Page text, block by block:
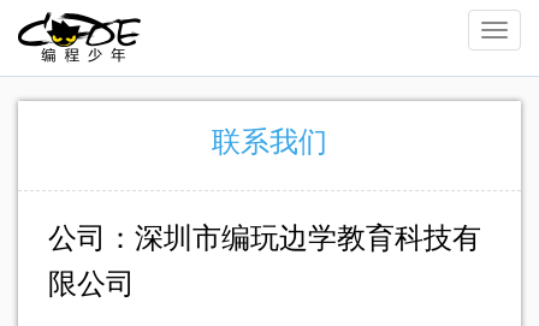
联系我们
公司：深圳市编玩边学教育科技有
限公司